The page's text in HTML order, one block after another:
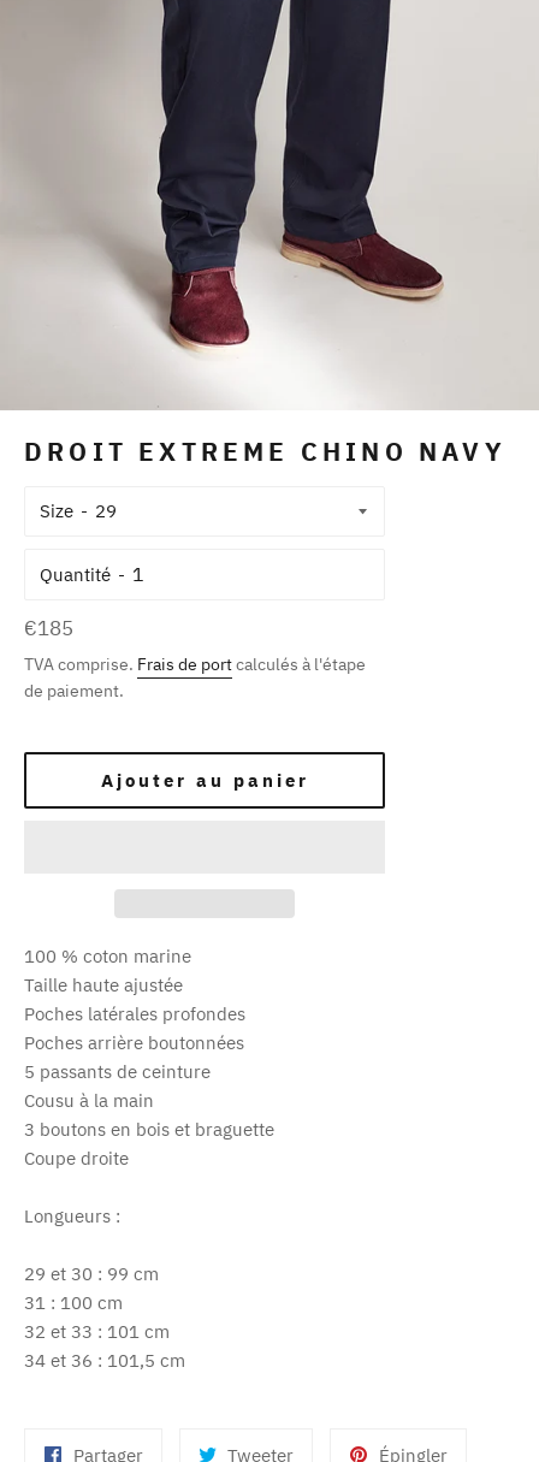
DROIT EXTREME CHINO NAVY
Size
Quantité
Prix
régulier
€185
TVA comprise. Frais de portcalculés à l'étape
de paiement.
Ajouter au panier
100 % coton marine
Taille haute ajustée
Poches latérales profondes
Poches arrière boutonnées
5 passants de ceinture
Cousu à la main
3 boutons en bois et braguette
Coupe droite
Longueurs :
29 et 30 : 99 cm
31 : 100 cm
32 et 33 : 101 cm
34 et 36 : 101,5 cm
PartagerPartager
TweeterTweeter
ÉpinglerÉpingler